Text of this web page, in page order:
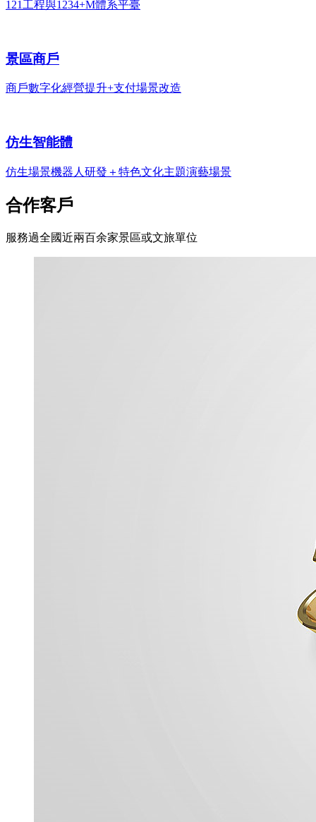
121工程與1234+M體系平臺
景區商戶
商戶數字化經營提升+支付場景改造
仿生智能體
仿生場景機器人研發＋特色文化主題演藝場景
合作客戶
服務過全國近兩百余家景區或文旅單位